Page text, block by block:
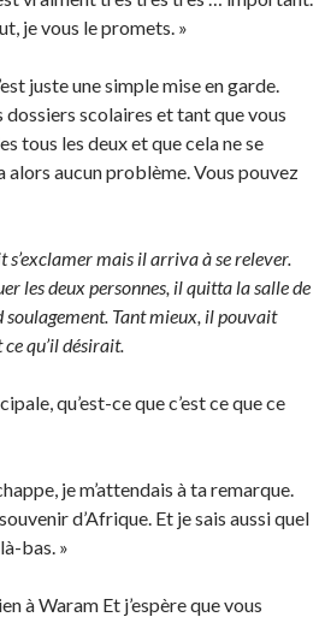
je vous le promets. »
juste une simple mise en garde.
dossiers scolaires et tant que vous
tous les deux et que cela ne se
alors aucun problème. Vous pouvez
mais il arriva à se relever.
les deux personnes, il quitta la salle de
Tant mieux, il pouvait
ce qu’il désirait.
qu’est-ce que c’est ce que ce
je m’attendais à ta remarque.
d’Afrique. Et je sais aussi quel
bas. »
à Waram Et j’espère que vous